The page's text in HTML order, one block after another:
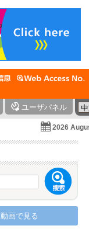
ユーザパネル
2026
動画で見る